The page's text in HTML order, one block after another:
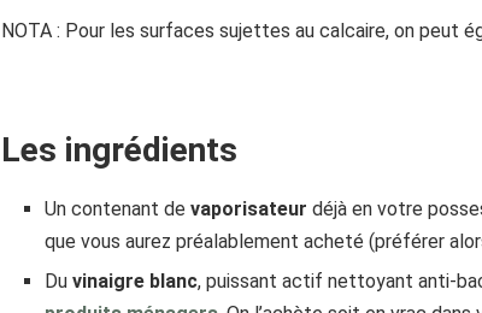
NOTA : Pour les surfaces sujettes au calcaire, on peut
Les ingrédients
Un contenant de vaporisateur déjà en votre
que vous aurez préalablement acheté (préférer
Du vinaigre blanc, puissant actif nettoyant anti-